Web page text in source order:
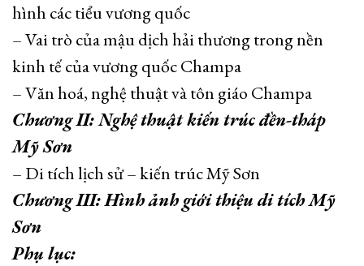
hình các tiểu vương quốc
– Vai trò của mậu dịch hải thương trong nền
kinh tế của vương quốc Champa
– Văn hoá, nghệ thuật và tôn giáo Champa
Chương II: Nghệ thuật kiến trúc đền-tháp
Mỹ Sơn
– Di tích lịch sử – kiến trúc Mỹ Sơn
Chương III: Hình ảnh giới thiệu di tích Mỹ
Sơn
Phụ lục: